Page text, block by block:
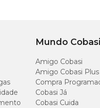
Mundo Cobasi
Amigo Cobasi
Amigo Cobasi Plus
Compra
Cobasi Já
Cobasi Cuida